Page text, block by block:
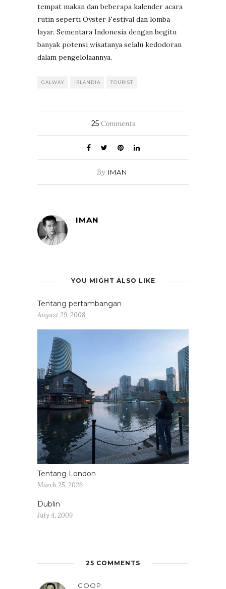
tempat makan dan beberapa kalender acara
rutin seperti Oyster Festival dan lomba
layar. Sementara Indonesia dengan begitu
banyak potensi wisatanya selalu kedodoran
dalam pengelolaannya.
GALWAY IRLANDIA TOURIST
25Comments
By IMAN
IMAN
YOU MIGHT ALSO LIKE
Tentang pertambangan
August 29, 2008
Tentang London
March 25, 2026
Dublin
July 4, 2009
25 COMMENTS
GOOP